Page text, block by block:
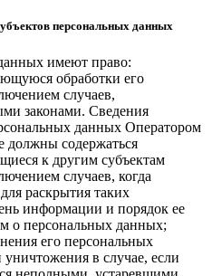
персональных данных
имеют право:
обработки его
случаев,
законами. Сведения
данных Оператором
должны содержаться
к другим субъектам
случаев, когда
раскрытия таких
информации и порядок ее
о персональных данных;
его персональных
в случае, если